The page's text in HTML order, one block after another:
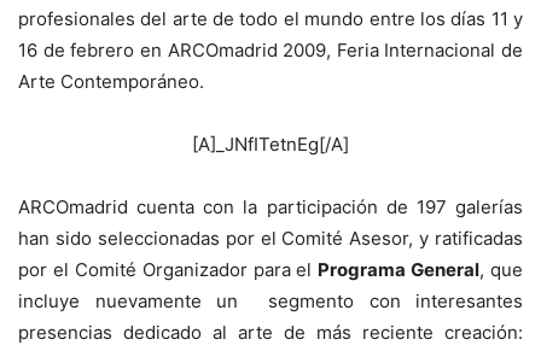
profesionales del arte de todo el mundo entre los días 11 y
16 de febrero en ARCOmadrid 2009, Feria Internacional de
Arte Contemporáneo.
[A]_JNfITetnEg[/A]
ARCOmadrid cuenta con la participación de 197 galerías
han sido seleccionadas por el Comité Asesor, y ratificadas
por el Comité Organizador para el Programa General, que
incluye nuevamente un segmento con interesantes
presencias dedicado al arte de más reciente creación: